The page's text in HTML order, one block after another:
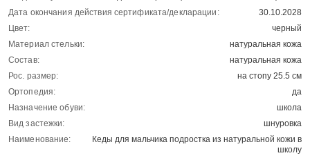
Дата окончания действия сертификата/декларации:
30.10.2028
Цвет:
черный
Материал стельки:
натуральная кожа
Состав:
натуральная кожа
Рос. размер:
на стопу 25.5 см
Ортопедия:
да
Назначение обуви:
школа
Вид застежки:
шнуровка
Наименование:
Кеды для мальчика подростка из натуральной кожи в
школу